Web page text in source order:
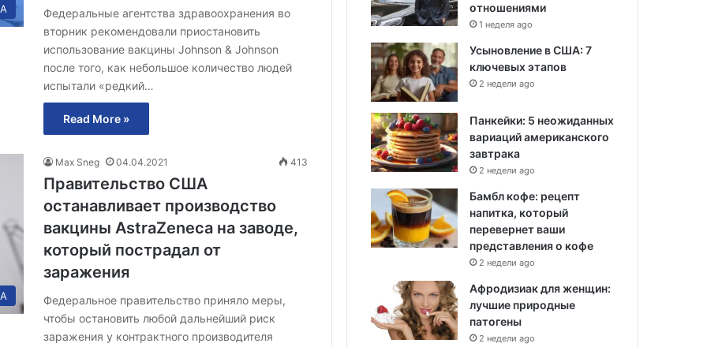
Федеральные агентства здравоохранения во
вторник рекомендовали приостановить
использование вакцины Johnson & Johnson
после того, как небольшое количество людей
испытали «редкий…
Read More »
Max Sneg 04.04.2021 413
Правительство США
останавливает производство
вакцины AstraZeneca на заводе,
который пострадал от
заражения
Федеральное правительство приняло меры,
чтобы остановить любой дальнейший риск
заражения у контрактного производителя
отношениями
1 неделя ago
Усыновление в США: 7
ключевых этапов
2 недели ago
Панкейки: 5 неожиданных
вариаций американского
завтрака
2 недели ago
Бамбл кофе: рецепт
напитка, который
перевернет ваши
представления о кофе
2 недели ago
Афродизиак для женщин:
лучшие природные
патогены
2 недели ago